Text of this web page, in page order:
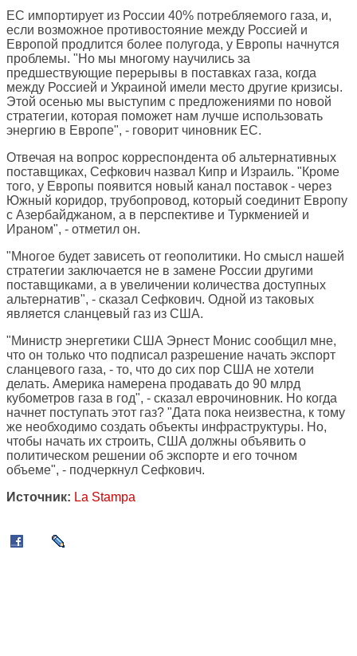
ЕС импортирует из России 40% потребляемого газа, и,
если возможное противостояние между Россией и
Европой продлится более полугода, у Европы начнутся
проблемы. "Но мы многому научились за
предшествующие перерывы в поставках газа, когда
между Россией и Украиной имели место другие кризисы.
Этой осенью мы выступим с предложениями по новой
стратегии, которая поможет нам лучше использовать
энергию в Европе", - говорит чиновник ЕС.
Отвечая на вопрос корреспондента об альтернативных
поставщиках, Сефкович назвал Кипр и Израиль. "Кроме
того, у Европы появится новый канал поставок - через
Южный коридор, трубопровод, который соединит Европу
с Азербайджаном, а в перспективе и Туркменией и
Ираном", - отметил он.
"Многое будет зависеть от геополитики. Но смысл нашей
стратегии заключается не в замене России другими
поставщиками, а в увеличении количества доступных
альтернатив", - сказал Сефкович. Одной из таковых
является сланцевый газ из США.
"Министр энергетики США Эрнест Монис сообщил мне,
что он только что подписал разрешение начать экспорт
сланцевого газа, - то, что до сих пор США не хотели
делать. Америка намерена продавать до 90 млрд
кубометров газа в год", - сказал еврочиновник. Но когда
начнет поступать этот газ? "Дата пока неизвестна, к тому
же необходимо создать объекты инфраструктуры. Но,
чтобы начать их строить, США должны объявить о
политическом решении об экспорте и его точном
объеме", - подчеркнул Сефкович.
Источник: La Stampa